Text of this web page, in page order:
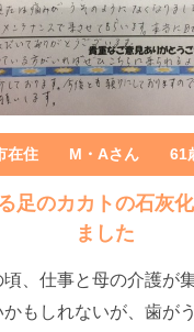
足のカカトの石灰
ました
在住 M・Aさん 61
頃、仕事と母の介護が
もしれないが、歯が